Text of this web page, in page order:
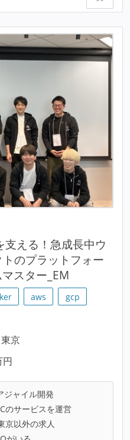
える！急成長中ウ
のプラットフォー
スター_EM
aws
gcp
東京
円
ジャイル開発
のサービスを運営
京以外の求人